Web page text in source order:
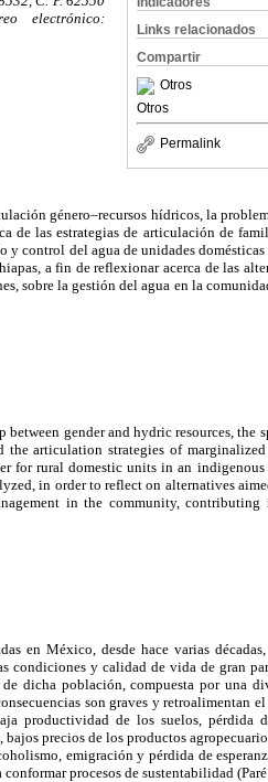
Links relacionados
Compartir
Otros
Otros
Permalink
electrónico:
género–recursos hídricos, la
de las estrategias de articulación de
y control del agua de unidades domésticas
a fin de reflexionar acerca de las
sobre la gestión del agua en la
gender and hydric resources, the
articulation strategies of
for rural domestic units in an
in order to reflect on alternatives
in the community,
en México, desde hace varias
condiciones y calidad de vida de gran
dicha población, compuesta por una
son graves y retroalimentan
productividad de los suelos, pérdida
precios de los productos
emigración y pérdida de
procesos de sustentabilidad